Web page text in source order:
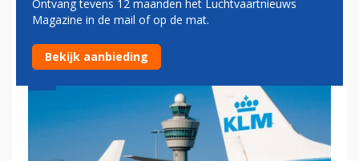
NAAR FRANKRIJK VLIEGEN'
Ontvang tevens 12 maanden het Luchtvaartnieuws
Magazine in de mail of op de mat.
Bekijk aanbieding